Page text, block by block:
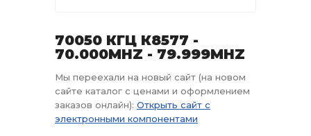
70050 КГЦ К8577 -
70.000MHZ - 79.999MHZ
Мы переехали на новый сайт (на новом
сайте каталог с ценами и оформлением
заказов онлайн): Открыть сайт с
электронными компонентами